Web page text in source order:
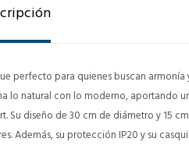
perfecto para quienes buscan armonía
lo natural con lo moderno, aportando
diseño de 30 cm de diámetro y 15
Además, su protección IP20 y su